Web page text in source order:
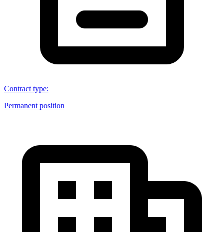
Contract type:
Permanent position